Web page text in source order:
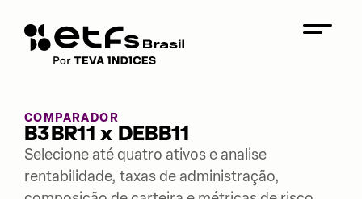
COMPARADOR
B3BR11 x DEBB11
Selecione até quatro ativos e analise
rentabilidade, taxas de administração,